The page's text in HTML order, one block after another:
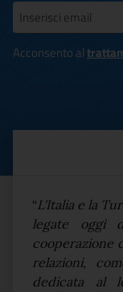
Inserisci la tua mail
Acconsento al
Il
Testo
“L'Italia e la
legate oggi
cooperazione
relazioni,
dedicata al